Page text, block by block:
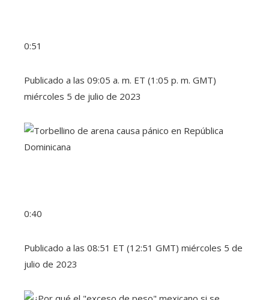
0:51
Publicado a las 09:05 a. m. ET (1:05 ​​p. m. GMT)
miércoles 5 de julio de 2023
0:40
Publicado a las 08:51 ET (12:51 GMT) miércoles 5 de
julio de 2023